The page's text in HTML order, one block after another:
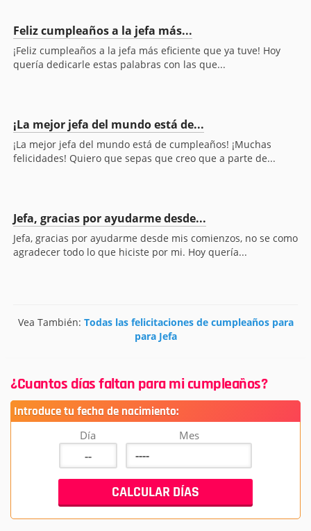
Feliz cumpleaños a la jefa más...
¡Feliz cumpleaños a la jefa más eficiente que ya tuve! Hoy
quería dedicarle estas palabras con las que...
¡La mejor jefa del mundo está de...
¡La mejor jefa del mundo está de cumpleaños! ¡Muchas
felicidades! Quiero que sepas que creo que a parte de...
Jefa, gracias por ayudarme desde...
Jefa, gracias por ayudarme desde mis comienzos, no se como
agradecer todo lo que hiciste por mi. Hoy quería...
Vea También: Todas las felicitaciones de cumpleaños para
para Jefa
¿Cuantos días faltan para mi cumpleaños?
Introduce tu fecha de nacimiento:
Día Mes